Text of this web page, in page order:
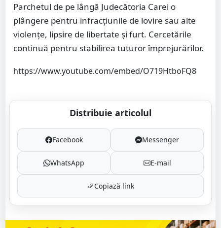
Parchetul de pe lângă Judecătoria Carei o
plângere pentru infracțiunile de lovire sau alte
violențe, lipsire de libertate și furt. Cercetările
continuă pentru stabilirea tuturor împrejurărilor.
https://www.youtube.com/embed/O719HtboFQ8
Distribuie articolul
Facebook Messenger
WhatsApp E-mail
Copiază link